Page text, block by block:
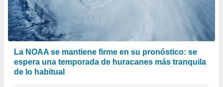
crear un
contenido
medir el
La NOAA se mantiene firme en su pronóstico: se
espera una temporada de huracanes más tranquila
de lo habitual